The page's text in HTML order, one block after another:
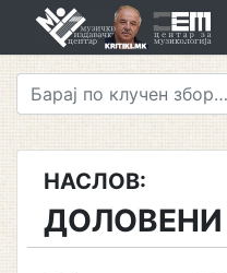
НАСЛОВ: